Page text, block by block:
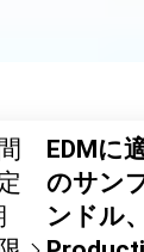
EDMに
のサン
ンドル